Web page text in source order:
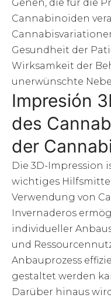
Genen, die für die
Cannabinoiden
Gesundheit der
Wirksamkeit der
unerwünschte
Impresión
des
der
Die 3D-Impression
wichtiges
Verwendung von
Invernaderos
individueller
und
Anbauprozess
gestaltet werden
Darüber hinaus